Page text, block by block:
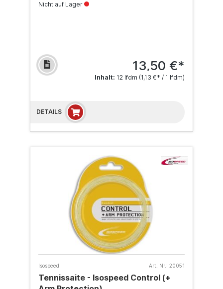
Nicht auf Lager
13,50 €*
Inhalt: 12 lfdm (1,13 €* / 1 lfdm)
DETAILS
Isospeed Art. Nr.: 20051
Tennissaite - Isospeed Control (+